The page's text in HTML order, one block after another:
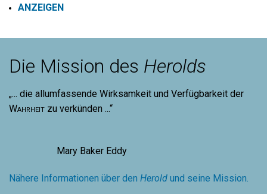
ANZEIGEN
Die Mission des Herolds
„... die allumfassende Wirksamkeit und Verfügbarkeit der
Wahrheit zu verkünden ...“
Mary Baker Eddy
Nähere Informationen über den Herold und seine Mission.